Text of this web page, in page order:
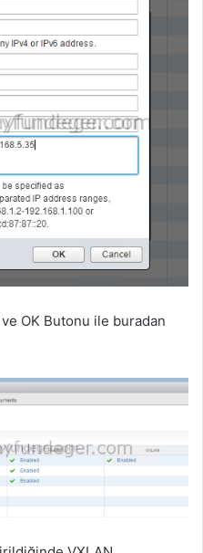
OK Butonu ile buradan